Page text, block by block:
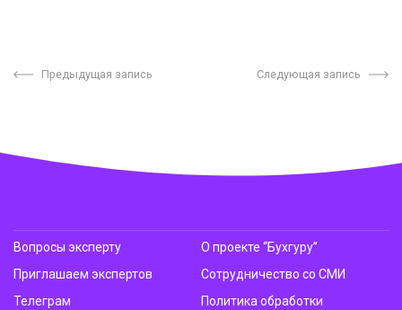
Предыдущая запись Следующая запись
Вопросы эксперту
Приглашаем экспертов
Телеграм
О проекте “Бухгуру”
Сотрудничество со СМИ
Политика обработки